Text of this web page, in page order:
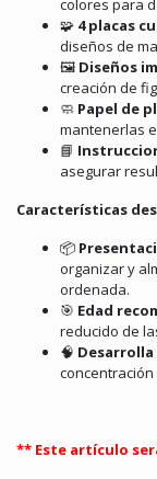
colores para
🧩 4 placas
diseños de
🖼️ Diseños
creación de
🧼 Papel de
mantenerlas
📘
asegurar
Características
📦
organizar y
ordenada.
🎯 Edad
reducido de
🧠
** Este artículo